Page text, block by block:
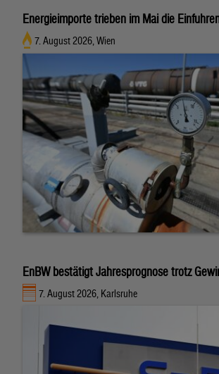
Energieimporte trieben im Mai die
7. August 2026, Wien
EnBW bestätigt Jahresprognose trotz
7. August 2026, Karlsruhe